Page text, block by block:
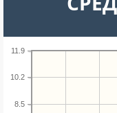
8.5
10.2
11.9